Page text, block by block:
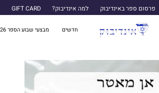
פרסום ספר באינדיבוק למה אינדיבוק? GIFT CARD
חדשים מבצעי שבוע הספר 2026